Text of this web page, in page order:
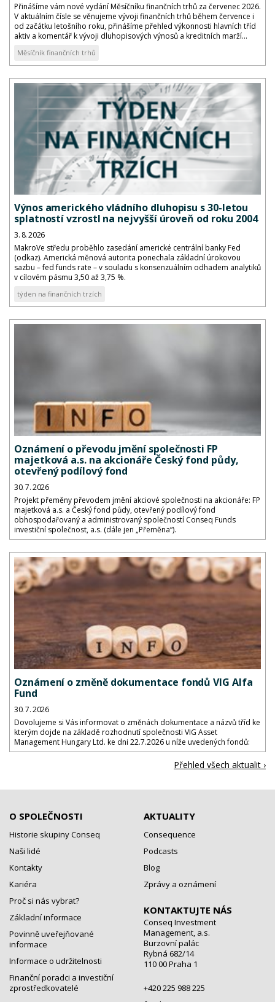
Přinášíme vám nové vydání Měsíčníku finančních trhů za červenec 2026.
V aktuálním čísle se věnujeme vývoji finančních trhů během července i
od začátku letošního roku, přinášíme přehled výkonnosti hlavních tříd
aktiv a komentář k vývoji dluhopisových výnosů a kreditních marží...
Měsíčník finančních trhů
Výnos amerického vládního dluhopisu s 30-letou
splatností vzrostl na nejvyšší úroveň od roku 2004
3. 8. 2026
MakroVe středu proběhlo zasedání americké centrální banky Fed
(odkaz). Americká měnová autorita ponechala základní úrokovou
sazbu – fed funds rate – v souladu s konsenzuálním odhadem analytiků
v cílovém pásmu 3,50 až 3,75 %.
týden na finančních trzích
Oznámení o převodu jmění společnosti FP
majetková a.s. na akcionáře Český fond půdy,
otevřený podílový fond
30. 7. 2026
Projekt přeměny převodem jmění akciové společnosti na akcionáře: FP
majetková a.s. a Český fond půdy, otevřený podílový fond
obhospodařovaný a administrovaný společností Conseq Funds
investiční společnost, a.s. (dále jen „Přeměna“).
Oznámení o změně dokumentace fondů VIG Alfa
Fund
30. 7. 2026
Dovolujeme si Vás informovat o změnách dokumentace a názvů tříd ke
kterým dojde na základě rozhodnutí společnosti VIG Asset
Management Hungary Ltd. ke dni 22.7.2026 u níže uvedených fondů:
Přehled všech aktualit ›
O SPOLEČNOSTI
Historie skupiny Conseq
Naši lidé
Kontakty
Kariéra
Proč si nás vybrat?
Základní informace
Povinně uveřejňované
informace
Informace o udržitelnosti
Finanční poradci a investiční
zprostředkovatelé
AKTUALITY
Consequence
Podcasts
Blog
Zprávy a oznámení
KONTAKTUJTE NÁS
Conseq Investment
Management, a.s.
Burzovní palác
Rybná 682/14
110 00 Praha 1
+420 225 988 225